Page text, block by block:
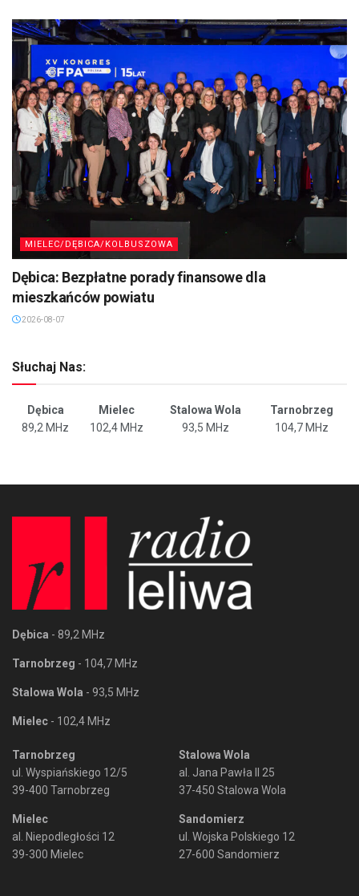
MIELEC/DĘBICA/KOLBUSZOWA
Dębica: Bezpłatne porady finansowe dla
mieszkańców powiatu
2026-08-07
Słuchaj Nas:
Dębica Mielec Stalowa Wola
Tarnobrzeg
89,2 MHz
102,4 MHz 93,5 MHz 104,7 MHz
Dębica - 89,2 MHz
Tarnobrzeg - 104,7 MHz
Stalowa Wola - 93,5 MHz
Mielec - 102,4 MHz
Tarnobrzeg
ul. Wyspiańskiego 12/5
39-400 Tarnobrzeg
Mielec
al. Niepodległości 12
39-300 Mielec
Stalowa Wola
al. Jana Pawła II 25
37-450 Stalowa Wola
Sandomierz
ul. Wojska Polskiego 12
27-600 Sandomierz